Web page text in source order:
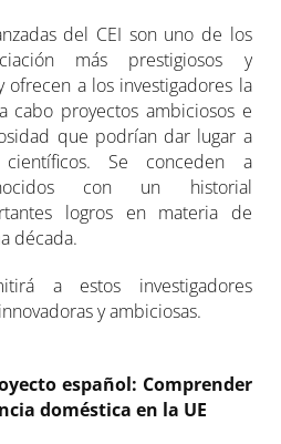
del CEI son uno de los
más prestigiosos y
a los investigadores la
cabo proyectos ambiciosos e
que podrían dar lugar a
científicos. Se conceden a
con un historial
logros en materia de
década.
a estos investigadores
y ambiciosas.
español: Comprender
doméstica en la UE